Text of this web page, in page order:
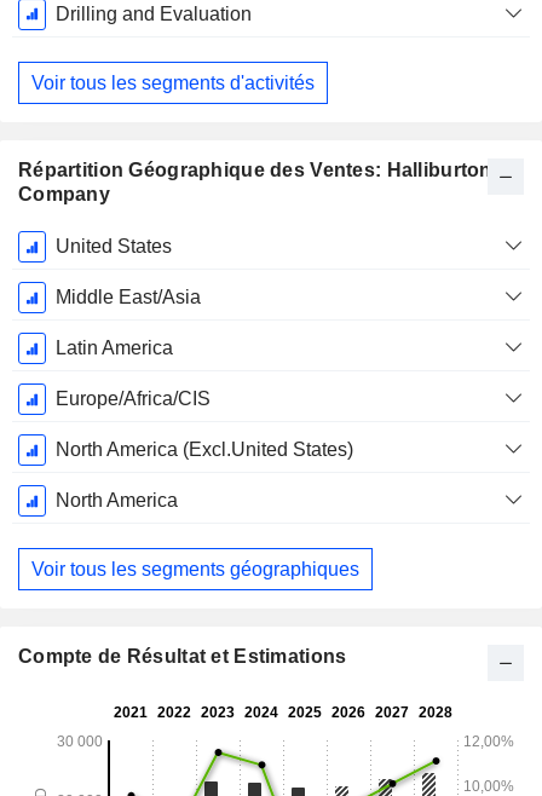
Décembre
Drilling and Evaluation
Voir tous les segments d'activités
Répartition Géographique des Ventes: Halliburton
Company
Période
Fiscale:
Décembre
United States
Middle East/Asia
Latin America
Europe/Africa/CIS
North America (Excl.United States)
North America
Voir tous les segments géographiques
Compte de Résultat et Estimations